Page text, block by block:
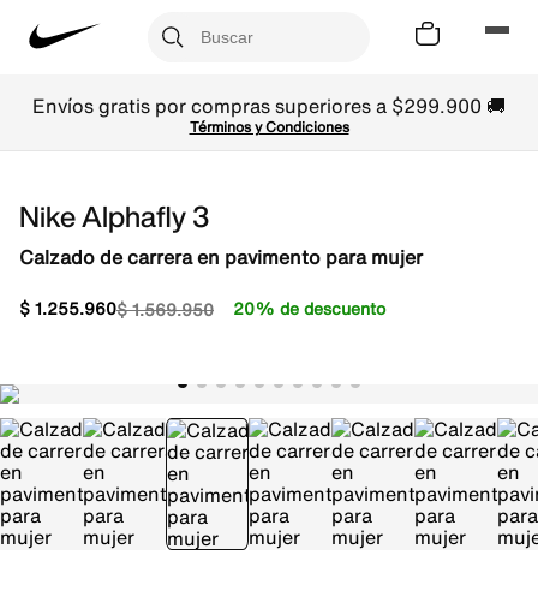
Envíos gratis por compras superiores a $299.900 🚚
Términos y Condiciones
Nike Alphafly 3
Calzado de carrera en pavimento para mujer
$1.569.950
$1.255.960 20% de descuento